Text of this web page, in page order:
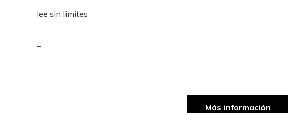
lee sin limites
Más información